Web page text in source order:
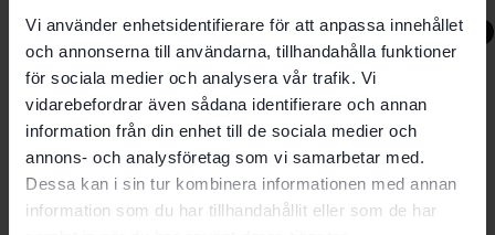
Vi använder enhetsidentifierare för att anpassa innehållet
och annonserna till användarna, tillhandahålla funktioner
för sociala medier och analysera vår trafik. Vi
vidarebefordrar även sådana identifierare och annan
information från din enhet till de sociala medier och
annons- och analysföretag som vi samarbetar med.
Dessa kan i sin tur kombinera informationen med annan
information som du har tillhandahållit eller som de har
-13%
Festool Diamantskiva DIA
ABRASIVE-D130
Premium